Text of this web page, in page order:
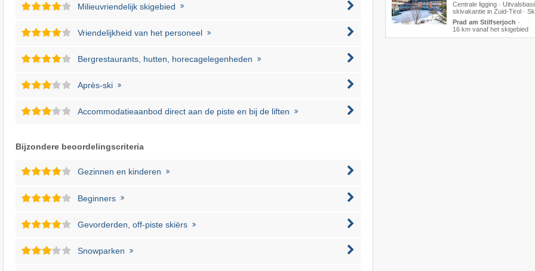
Milieuvriendelijk skigebied
Vriendelijkheid van het personeel
Bergrestaurants, hutten, horecagelegenheden
Après-ski
Accommodatieaanbod direct aan de piste en bij de liften
Bijzondere beoordelingscriteria
Gezinnen en kinderen
Beginners
Gevorderden, off-piste skiërs
Snowparken
Centrale ligging ·
skivakantie in Zuid-Tirol ·
Prad am Stilfserjoch ·
16 km vanaf het skigebied